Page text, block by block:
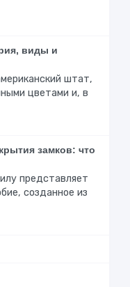
виды и
штат,
цветами и, в
замков: что
представляет
созданное из